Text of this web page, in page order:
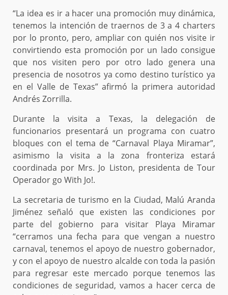
“La idea es ir a hacer una promoción muy dinámica,
tenemos la intención de traernos de 3 a 4 charters
por lo pronto, pero, ampliar con quién nos visite ir
convirtiendo esta promoción por un lado consigue
que nos visiten pero por otro lado genera una
presencia de nosotros ya como destino turístico ya
en el Valle de Texas” afirmó la primera autoridad
Andrés Zorrilla.
Durante la visita a Texas, la delegación de
funcionarios presentará un programa con cuatro
bloques con el tema de “Carnaval Playa Miramar”,
asimismo la visita a la zona fronteriza estará
coordinada por Mrs. Jo Liston, presidenta de Tour
Operador go With Jo!.
La secretaria de turismo en la Ciudad, Malú Aranda
Jiménez señaló que existen las condiciones por
parte del gobierno para visitar Playa Miramar
“cerramos una fecha para que vengan a nuestro
carnaval, tenemos el apoyo de nuestro gobernador,
y con el apoyo de nuestro alcalde con toda la pasión
para regresar este mercado porque tenemos las
condiciones de seguridad, vamos a hacer cerca de